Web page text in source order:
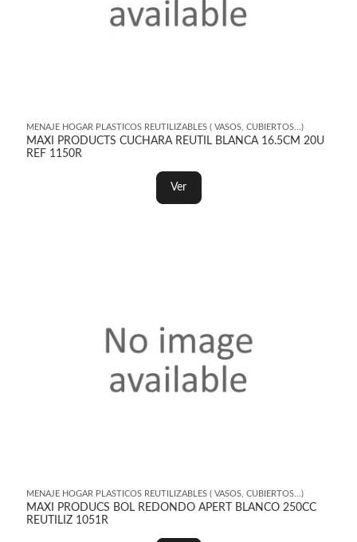
MENAJE HOGAR PLASTICOS REUTILIZABLES ( VASOS, CUBIERTOS...)
MAXI PRODUCTS CUCHARA REUTIL BLANCA 16.5CM 20U
REF 1150R
Ver
MENAJE HOGAR PLASTICOS REUTILIZABLES ( VASOS, CUBIERTOS...)
MAXI PRODUCS BOL REDONDO APERT BLANCO 250CC
REUTILIZ 1051R